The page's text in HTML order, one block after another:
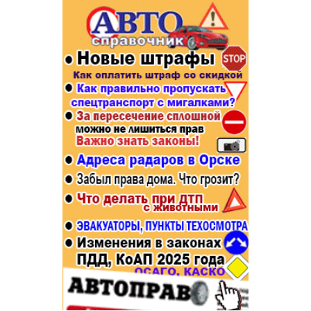
Афиша
Строительство и ремонт
Авто и мото
Рестораны, кафе, бары
Спорт Фитнес
Недвижимость
Красота Косметология
Телекоммуникации и связь
Торговля
Бизнес и финансы
Юристы, Экспертиза, Страхование
Ремонт
Социальные организации
Это интересно
Администрация
Популярное →
Строительство и ремонт